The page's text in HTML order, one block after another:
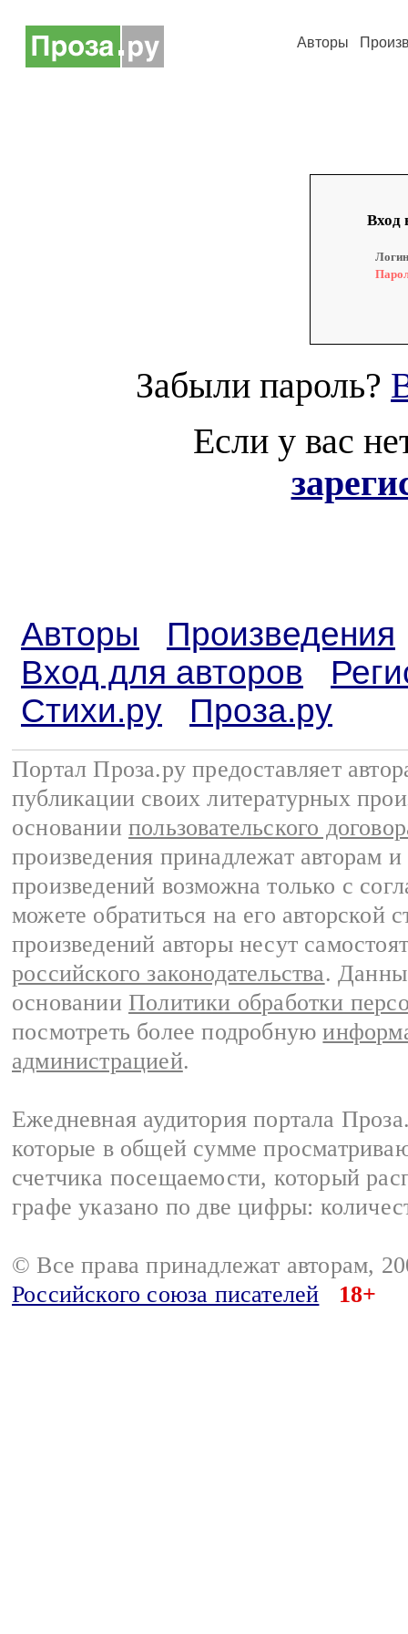
Авторы
Вход
Забыли пароль?
Если у вас
Авторы
Произведения
Вход для авторов
Стихи.ру
Проза.ру
Портал Проза.ру предоставляет
публикации своих литературных
основании пользовательского
произведения принадлежат авторам
произведений возможна только с
можете обратиться на его авторской
произведений авторы несут
российского законодательства.
основании Политики обработки
посмотреть более подробную
администрацией.
Ежедневная аудитория портала
которые в общей сумме
счетчика посещаемости, который
графе указано по две цифры:
© Все права принадлежат авторам,
Российского союза писателей
18+